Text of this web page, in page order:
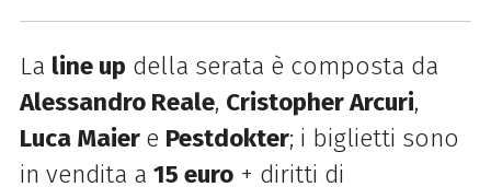
La line up della serata è composta da
Alessandro Reale, Cristopher Arcuri,
Luca Maier e Pestdokter; i biglietti sono
in vendita a 15 euro+ diritti di